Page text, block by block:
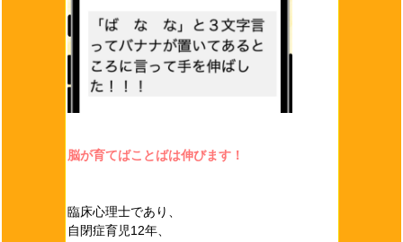
脳が育てばことばは伸びます！
臨床心理士であり、
自閉症育児12年、